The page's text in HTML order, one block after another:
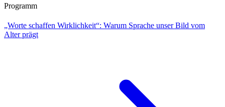
Programm
„Worte schaffen Wirklichkeit“: Warum Sprache unser Bild vom
Alter prägt